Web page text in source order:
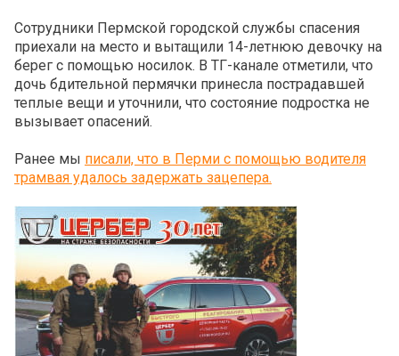
Сотрудники Пермской городской службы спасения
приехали на место и вытащили 14-летнюю девочку на
берег с помощью носилок. В ТГ-канале отметили, что
дочь бдительной пермячки принесла пострадавшей
теплые вещи и уточнили, что состояние подростка не
вызывает опасений.
Ранее мы писали, что в Перми с помощью водителя
трамвая удалось задержать зацепера.